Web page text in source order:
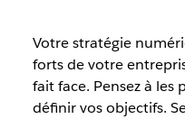
Votre stratégie
forts de votre
fait face. Pensez à les
définir vos objectifs.